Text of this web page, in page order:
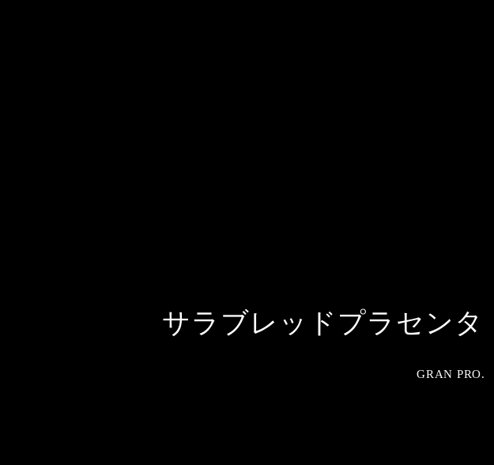
サラブレッドプラセン
GRAN PRO.